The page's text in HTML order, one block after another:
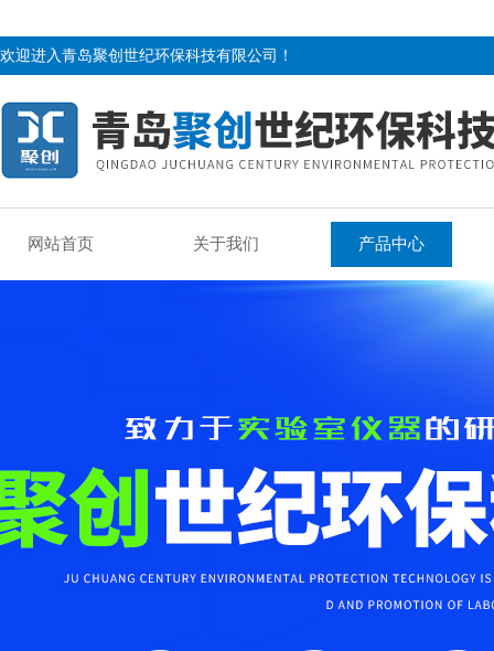
欢迎进入青岛聚创世纪环保科技有限公司！
网站首页 关于我们 产品中心